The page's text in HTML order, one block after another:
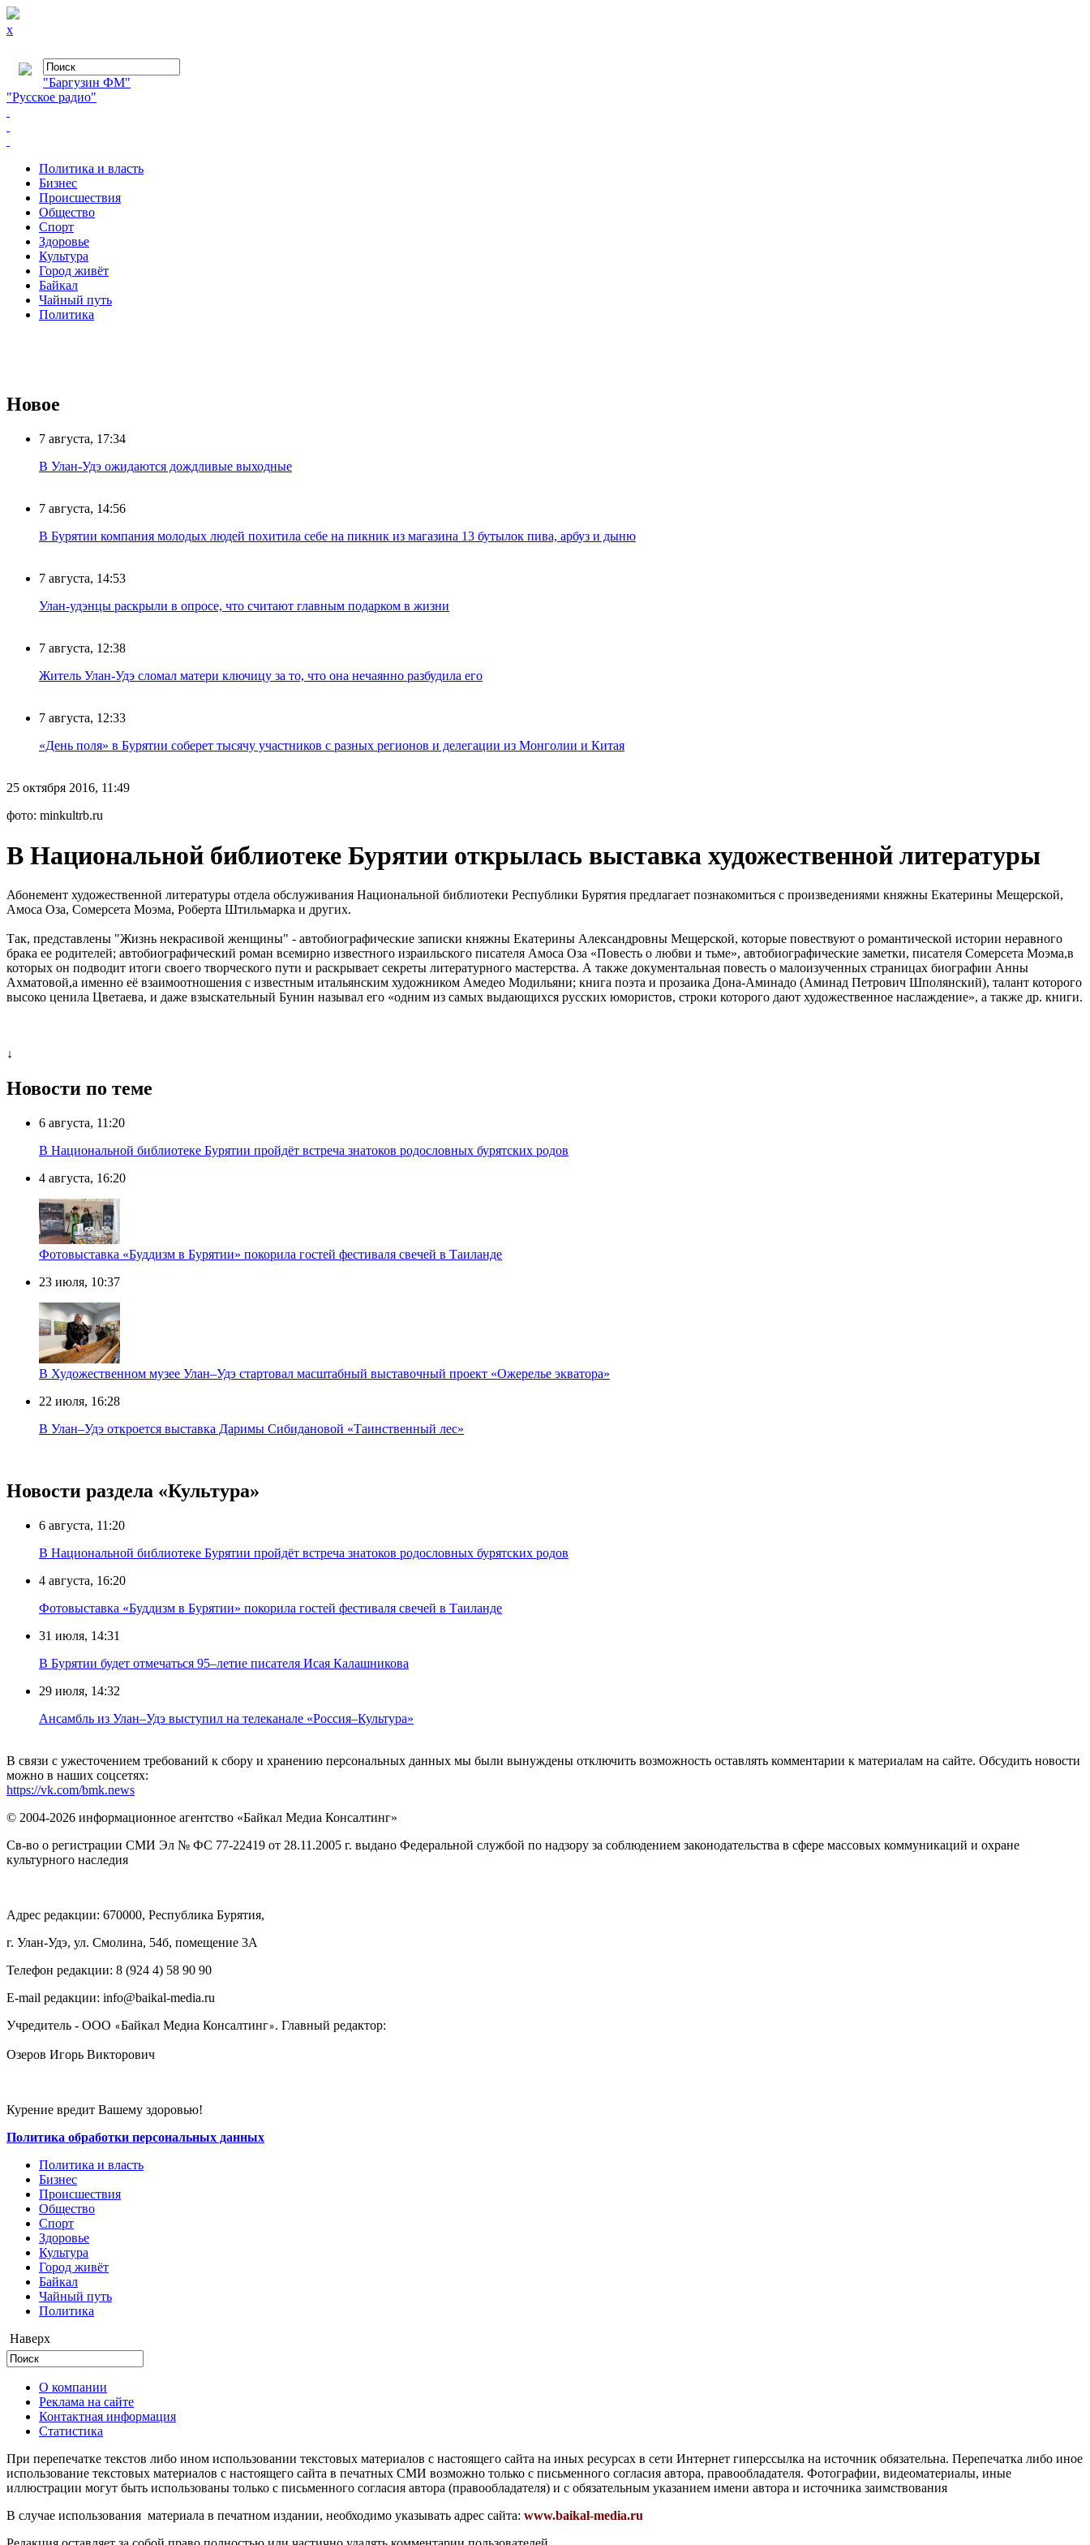
x
"Баргузин ФМ"
"Русское радио"
Политика и власть
Бизнес
Происшествия
Общество
Cпорт
Здоровье
Культура
Город живёт
Байкал
Чайный путь
Политика
Новое
7 августа, 17:34
В Улан-Удэ ожидаются дождливые выходные
7 августа, 14:56
В Бурятии компания молодых людей похитила себе на пикник из магазина 13 бутылок пива, арбуз и дыню
7 августа, 14:53
Улан-удэнцы раскрыли в опросе, что считают главным подарком в жизни
7 августа, 12:38
Житель Улан-Удэ сломал матери ключицу за то, что она нечаянно разбудила его
7 августа, 12:33
«День поля» в Бурятии соберет тысячу участников с разных регионов и делегации из Монголии и Китая
25 октября 2016, 11:49
фото: minkultrb.ru
В Национальной библиотеке Бурятии открылась выставка художественной литературы
Абонемент художественной литературы отдела обслуживания Национальной библиотеки Республики Бурятия предлагает познакомиться с произведениями княжны Екатерины Мещерской,
Амоса Оза, Сомерсета Моэма, Роберта Штильмарка и других.
Так, представлены "Жизнь некрасивой женщины" - автобиографические записки княжны Екатерины Александровны Мещерской, которые повествуют о романтической истории неравного
брака ее родителей; автобиографический роман всемирно известного израильского писателя Амоса Оза «Повесть о любви и тьме», автобиографические заметки, писателя Сомерсета Моэма,в
которых он подводит итоги своего творческого пути и раскрывает секреты литературного мастерства. А также документальная повесть о малоизученных страницах биографии Анны
Ахматовой,а именно её взаимоотношения с известным итальянским художником Амедео Модильяни; книга поэта и прозаика Дона-Аминадо (Аминад Петрович Шполянский), талант которого
высоко ценила Цветаева, и даже взыскательный Бунин называл его «одним из самых выдающихся русских юмористов, строки которого дают художественное наслаждение», а также др. книги.
↓
Новости по теме
6 августа, 11:20
В Национальной библиотеке Бурятии пройдёт встреча знатоков родословных бурятских родов
4 августа, 16:20
Фотовыставка «Буддизм в Бурятии» покорила гостей фестиваля свечей в Таиланде
23 июля, 10:37
В Художественном музее Улан–Удэ стартовал масштабный выставочный проект «Ожерелье экватора»
22 июля, 16:28
В Улан–Удэ откроется выставка Даримы Сибидановой «Таинственный лес»
Новости раздела «Культура»
6 августа, 11:20
В Национальной библиотеке Бурятии пройдёт встреча знатоков родословных бурятских родов
4 августа, 16:20
Фотовыставка «Буддизм в Бурятии» покорила гостей фестиваля свечей в Таиланде
31 июля, 14:31
В Бурятии будет отмечаться 95–летие писателя Исая Калашникова
29 июля, 14:32
Ансамбль из Улан–Удэ выступил на телеканале «Россия–Культура»
В связи с ужесточением требований к сбору и хранению персональных данных мы были вынуждены отключить возможность оставлять комментарии к материалам на сайте. Обсудить новости
можно в наших соцсетях:
https://vk.com/bmk.news
© 2004-2026 информационное агентство «Байкал Медиа Консалтинг»
Св-во о регистрации СМИ Эл № ФС 77-22419 от 28.11.2005 г. выдано Федеральной службой по надзору за соблюдением законодательства в сфере массовых коммуникаций и охране
культурного наследия
Адрес редакции: 670000, Республика Бурятия,
г. Улан-Удэ, ул. Смолина, 54б, помещение 3А
Телефон редакции: ‎‎8 (924 4) 58 90 90
E-mail редакции: info@baikal-media.ru
Учредитель - ООО «Байкал Медиа Консалтинг». Главный редактор:
Озеров Игорь Викторович
Курение вредит Вашему здоровью!
Политика обработки персональных данных
Политика и власть
Бизнес
Происшествия
Общество
Cпорт
Здоровье
Культура
Город живёт
Байкал
Чайный путь
Политика
Наверх
О компании
Реклама на сайте
Контактная информация
Статистика
При перепечатке текстов либо ином использовании текстовых материалов с настоящего сайта на иных ресурсах в сети Интернет гиперссылка на источник обязательна. Перепечатка либо иное
использование текстовых материалов с настоящего сайта в печатных СМИ возможно только с письменного согласия автора, правообладателя. Фотографии, видеоматериалы, иные
иллюстрации могут быть использованы только с письменного согласия автора (правообладателя) и с обязательным указанием имени автора и источника заимствования
В случае использования материала в печатном издании, необходимо указывать адрес сайта: www.baikal-media.ru